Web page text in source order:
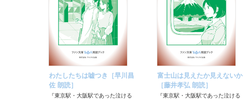
わたしたちは嘘つき［早川昌
佐 朗読］
『東京駅・大阪駅であった泣ける
富士山は見えたか見えないか
［藤井孝弘 朗読］
『東京駅・大阪駅であった泣ける